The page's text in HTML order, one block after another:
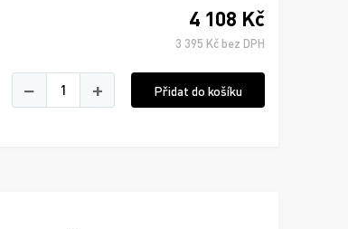
4 108 Kč
3 395 Kč bez DPH
− + Přidat do košíku